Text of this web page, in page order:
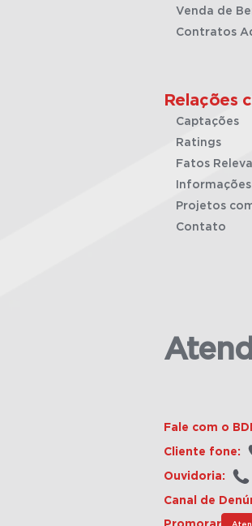
Venda de
Contratos
Relações
Captações
Ratings
Fatos
Projetos
Contato
Fale com o
Cliente fone:
Ouvidoria:
Canal de